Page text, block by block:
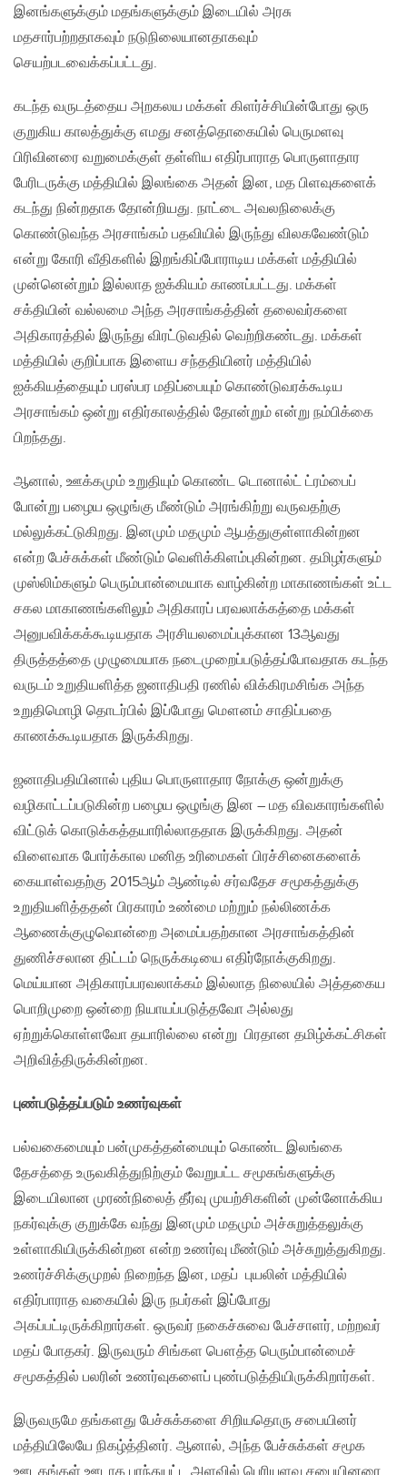
இனங்களுக்கும் மதங்களுக்கும் இடையில் அரசு
மதசார்பற்றதாகவும் நடுநிலையானதாகவும்
செயற்படவைக்கப்பட்டது.
கடந்த வருடத்தைய அறகலய மக்கள் கிளர்ச்சியின்போது ஒரு
குறுகிய காலத்துக்கு எமது சனத்தொகையில் பெருமளவு
பிரிவினரை வறுமைக்குள் தள்ளிய எதிர்பாராத பொருளாதார
பேரிடருக்கு மத்தியில் இலங்கை அதன் இன, மத பிளவுகளைக்
கடந்து நின்றதாக தோன்றியது. நாட்டை அவலநிலைக்கு
கொண்டுவந்த அரசாங்கம் பதவியில் இருந்து விலகவேண்டும்
என்று கோரி வீதிகளில் இறங்கிப்போராடிய மக்கள் மத்தியில்
முன்னென்றும் இல்லாத ஐக்கியம் காணப்பட்டது. மக்கள்
சக்தியின் வல்லமை அந்த அரசாங்கத்தின் தலைவர்களை
அதிகாரத்தில் இருந்து விரட்டுவதில் வெற்றிகண்டது. மக்கள்
மத்தியில் குறிப்பாக இளைய சந்ததியினர் மத்தியில்
ஐக்கியத்தையும் பரஸ்பர மதிப்பையும் கொண்டுவரக்கூடிய
அரசாங்கம் ஒன்று எதிர்காலத்தில் தோன்றும் என்று நம்பிக்கை
பிறந்தது.
ஆனால், ஊக்கமும் உறுதியும் கொண்ட டொனால்ட் ட்ரம்பைப்
போன்று பழைய ஒழுங்கு மீண்டும் அரங்கிற்று வருவதற்கு
மல்லுக்கட்டுகிறது. இனமும் மதமும் ஆபத்துகுள்ளாகின்றன
என்ற பேச்சுக்கள் மீண்டும் வெளிக்கிளம்புகின்றன. தமிழர்களும்
முஸ்லிம்களும் பெரும்பான்மையாக வாழ்கின்ற மாகாணங்கள் உட்ட
சகல மாகாணங்களிலும் அதிகாரப் பரவலாக்கத்தை மக்கள்
அனுபவிக்கக்கூடியதாக அரசியலமைப்புக்கான 13ஆவது
திருத்தத்தை முழுமையாக நடைமுறைப்படுத்தப்போவதாக கடந்த
வருடம் உறுதியளித்த ஜனாதிபதி ரணில் விக்கிரமசிங்க அந்த
உறுதிமொழி தொடர்பில் இப்போது மௌனம் சாதிப்பதை
காணக்கூடியதாக இருக்கிறது.
ஜனாதிபதியினால் புதிய பொருளாதார நோக்கு ஒன்றுக்கு
வழிகாட்டப்படுகின்ற பழைய ஒழுங்கு இன – மத விவகாரங்களில்
விட்டுக் கொடுக்கத்தயாரில்லாததாக இருக்கிறது. அதன்
விளைவாக போர்க்கால மனித உரிமைகள் பிரச்சினைகளைக்
கையாள்வதற்கு 2015ஆம் ஆண்டில் சர்வதேச சமூகத்துக்கு
உறுதியளித்ததன் பிரகாரம் உண்மை மற்றும் நல்லிணக்க
ஆணைக்குழுவொன்றை அமைப்பதற்கான அரசாங்கத்தின்
துணிச்சலான திட்டம் நெருக்கடியை எதிர்நோக்குகிறது.
மெய்யான அதிகாரப்பரவலாக்கம் இல்லாத நிலையில் அத்தகைய
பொறிமுறை ஒன்றை நியாயப்படுத்தவோ அல்லது
ஏற்றுக்கொள்ளவோ தயாரில்லை என்று பிரதான தமிழ்க்கட்சிகள்
அறிவித்திருக்கின்றன.
புண்படுத்தப்படும் உணர்வுகள்
பல்வகைமையும் பன்முகத்தன்மையும் கொண்ட இலங்கை
தேசத்தை உருவகித்துநிற்கும் வேறுபட்ட சமூகங்களுக்கு
இடையிலான முரண்நிலைத் தீர்வு முயற்சிகளின் முன்னோக்கிய
நகர்வுக்கு குறுக்கே வந்து இனமும் மதமும் அச்சுறுத்தலுக்கு
உள்ளாகியிருக்கின்றன என்ற உணர்வு மீண்டும் அச்சுறுத்துகிறது.
உணர்ச்சிக்குமுறல் நிறைந்த இன, மதப் புயலின் மத்தியில்
எதிர்பாராத வகையில் இரு நபர்கள் இப்போது
அகப்பட்டிருக்கிறார்கள். ஒருவர் நகைச்சுவை பேச்சாளர், மற்றவர்
மதப் போதகர். இருவரும் சிங்கள பௌத்த பெரும்பான்மைச்
சமூகத்தில் பலரின் உணர்வுகளைப் புண்படுத்தியிருக்கிறார்கள்.
இருவருமே தங்களது பேச்சுக்களை சிறியதொரு சபையினர்
மத்தியிலேயே நிகழ்த்தினர். ஆனால், அந்த பேச்சுக்கள் சமூக